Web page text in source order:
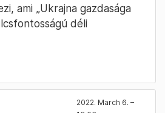
ami „Ukrajna gazdasága
déli
2022. March 6. –